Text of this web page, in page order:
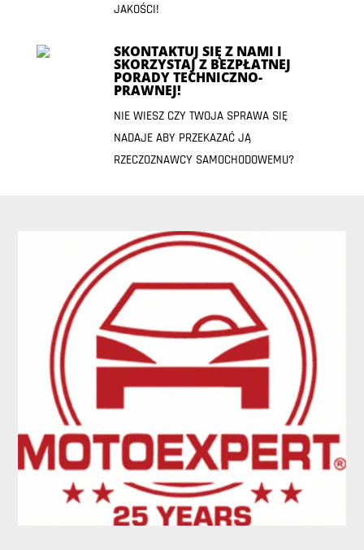
JAKOŚCI!
SKONTAKTUJ SIĘ Z NAMI I
SKORZYSTAJ Z BEZPŁATNEJ
PORADY TECHNICZNO-
PRAWNEJ!
NIE WIESZ CZY TWOJA SPRAWA SIĘ
NADAJE ABY PRZEKAZAĆ JĄ
RZECZOZNAWCY SAMOCHODOWEMU?